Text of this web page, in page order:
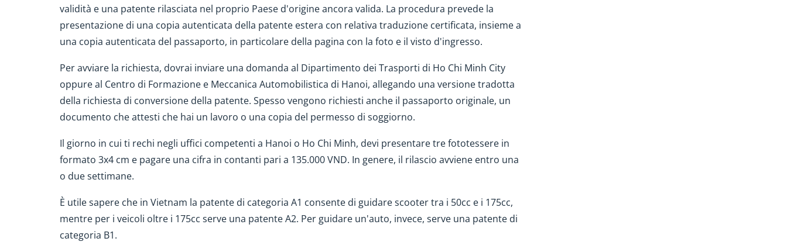
validità e una patente rilasciata nel proprio Paese d'origine ancora valida. La procedura prevede la
presentazione di una copia autenticata della patente estera con relativa traduzione certificata, insieme a
una copia autenticata del passaporto, in particolare della pagina con la foto e il visto d'ingresso.
Per avviare la richiesta, dovrai inviare una domanda al Dipartimento dei Trasporti di Ho Chi Minh City
oppure al Centro di Formazione e Meccanica Automobilistica di Hanoi, allegando una versione tradotta
della richiesta di conversione della patente. Spesso vengono richiesti anche il passaporto originale, un
documento che attesti che hai un lavoro o una copia del permesso di soggiorno.
Il giorno in cui ti rechi negli uffici competenti a Hanoi o Ho Chi Minh, devi presentare tre fototessere in
formato 3x4 cm e pagare una cifra in contanti pari a 135.000 VND. In genere, il rilascio avviene entro una
o due settimane.
È utile sapere che in Vietnam la patente di categoria A1 consente di guidare scooter tra i 50cc e i 175cc,
mentre per i veicoli oltre i 175cc serve una patente A2. Per guidare un'auto, invece, serve una patente di
categoria B1.